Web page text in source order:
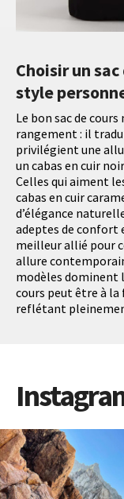
Choisir un
style
Le bon sac de cours
rangement : il
privilégient une
un cabas en cuir
Celles qui aiment
cabas en cuir
d’élégance
adeptes de confort
meilleur allié pour
allure
modèles dominent
cours peut être à
reflétant